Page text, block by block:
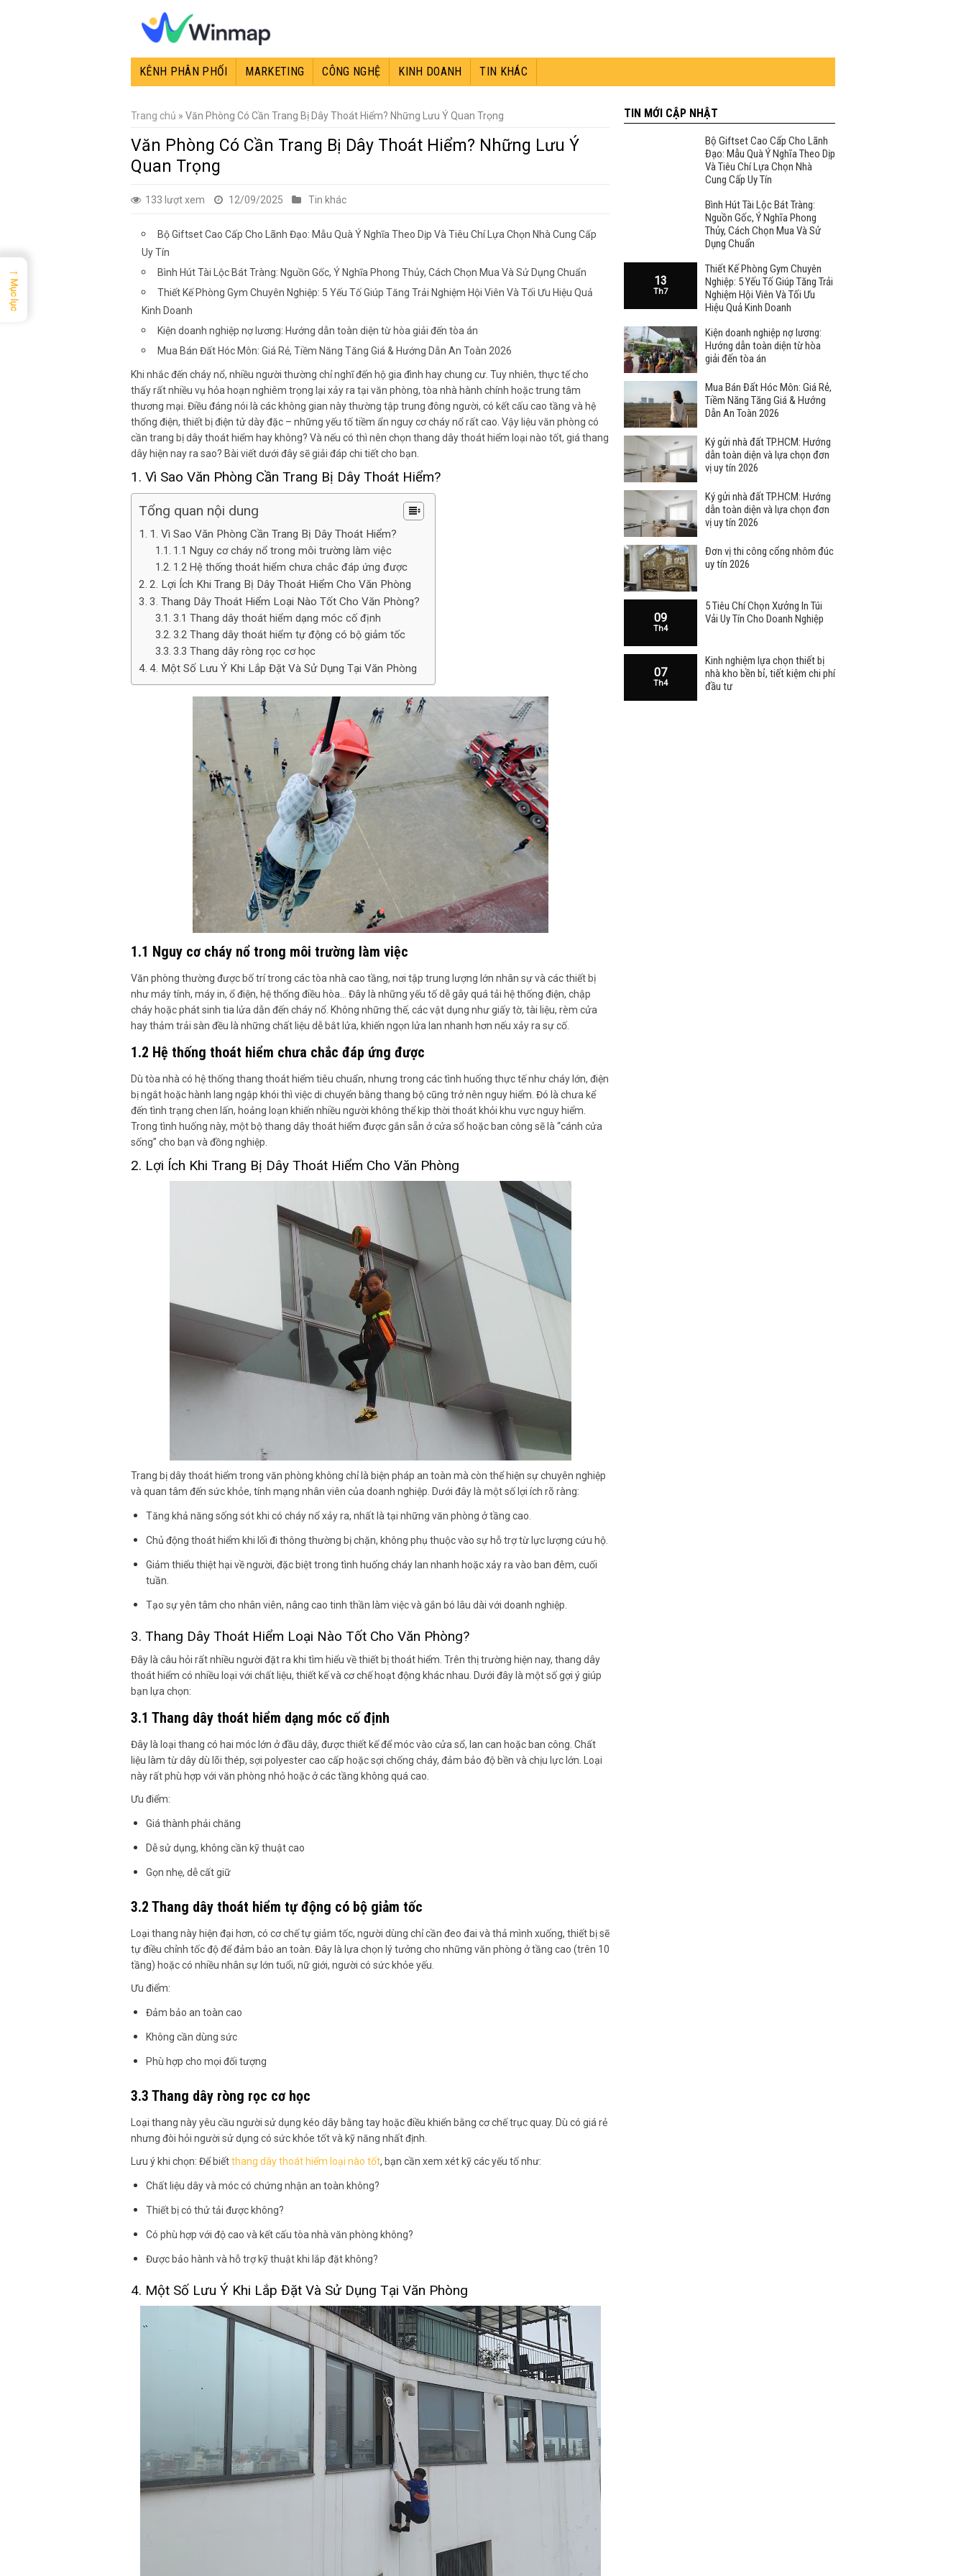
content
KÊNH PHÂN PHỐI
MARKETING CÔNG NGHỆ KINH DOANH TIN KHÁC
Trang chủ » Văn Phòng Có Cần Trang Bị Dây Thoát Hiểm? Những Lưu Ý Quan Trọng
Văn Phòng Có Cần Trang Bị Dây Thoát Hiểm? Những Lưu Ý
Quan Trọng
133 lượt xem 12/09/2025 Tin khác
Bộ Giftset Cao Cấp Cho Lãnh Đạo: Mẫu Quà Ý Nghĩa Theo Dịp Và Tiêu Chí Lựa Chọn Nhà Cung Cấp
Uy Tín
Bình Hút Tài Lộc Bát Tràng: Nguồn Gốc, Ý Nghĩa Phong Thủy, Cách Chọn Mua Và Sử Dụng Chuẩn
Thiết Kế Phòng Gym Chuyên Nghiệp: 5 Yếu Tố Giúp Tăng Trải Nghiệm Hội Viên Và Tối Ưu Hiệu Quả
Kinh Doanh
Kiện doanh nghiệp nợ lương: Hướng dẫn toàn diện từ hòa giải đến tòa án
Mua Bán Đất Hóc Môn: Giá Rẻ, Tiềm Năng Tăng Giá & Hướng Dẫn An Toàn 2026
Khi nhắc đến cháy nổ, nhiều người thường chỉ nghĩ đến hộ gia đình hay chung cư. Tuy nhiên, thực tế cho
thấy rất nhiều vụ hỏa hoạn nghiêm trọng lại xảy ra tại văn phòng, tòa nhà hành chính hoặc trung tâm
thương mại. Điều đáng nói là các không gian này thường tập trung đông người, có kết cấu cao tầng và hệ
thống điện, thiết bị điện tử dày đặc – những yếu tố tiềm ẩn nguy cơ cháy nổ rất cao. Vậy liệu văn phòng có
cần trang bị dây thoát hiểm hay không? Và nếu có thì nên chọn thang dây thoát hiểm loại nào tốt, giá thang
dây hiện nay ra sao? Bài viết dưới đây sẽ giải đáp chi tiết cho bạn.
1. Vì Sao Văn Phòng Cần Trang Bị Dây Thoát Hiểm?
Tổng quan nội dung
1. Vì Sao Văn Phòng Cần Trang Bị Dây Thoát Hiểm?
1.1 Nguy cơ cháy nổ trong môi trường làm việc
1.2 Hệ thống thoát hiểm chưa chắc đáp ứng được
2. Lợi Ích Khi Trang Bị Dây Thoát Hiểm Cho Văn Phòng
3. Thang Dây Thoát Hiểm Loại Nào Tốt Cho Văn Phòng?
3.1 Thang dây thoát hiểm dạng móc cố định
3.2 Thang dây thoát hiểm tự động có bộ giảm tốc
3.3 Thang dây ròng rọc cơ học
4. Một Số Lưu Ý Khi Lắp Đặt Và Sử Dụng Tại Văn Phòng
1.1 Nguy cơ cháy nổ trong môi trường làm việc
Văn phòng thường được bố trí trong các tòa nhà cao tầng, nơi tập trung lượng lớn nhân sự và các thiết bị
như máy tính, máy in, ổ điện, hệ thống điều hòa… Đây là những yếu tố dễ gây quá tải hệ thống điện, chập
cháy hoặc phát sinh tia lửa dẫn đến cháy nổ. Không những thế, các vật dụng như giấy tờ, tài liệu, rèm cửa
hay thảm trải sàn đều là những chất liệu dễ bắt lửa, khiến ngọn lửa lan nhanh hơn nếu xảy ra sự cố.
1.2 Hệ thống thoát hiểm chưa chắc đáp ứng được
Dù tòa nhà có hệ thống thang thoát hiểm tiêu chuẩn, nhưng trong các tình huống thực tế như cháy lớn, điện
bị ngắt hoặc hành lang ngập khói thì việc di chuyển bằng thang bộ cũng trở nên nguy hiểm. Đó là chưa kể
đến tình trạng chen lấn, hoảng loạn khiến nhiều người không thể kịp thời thoát khỏi khu vực nguy hiểm.
Trong tình huống này, một bộ thang dây thoát hiểm được gắn sẵn ở cửa sổ hoặc ban công sẽ là “cánh cửa
sống” cho bạn và đồng nghiệp.
2. Lợi Ích Khi Trang Bị Dây Thoát Hiểm Cho Văn Phòng
Trang bị dây thoát hiểm trong văn phòng không chỉ là biện pháp an toàn mà còn thể hiện sự chuyên nghiệp
và quan tâm đến sức khỏe, tính mạng nhân viên của doanh nghiệp. Dưới đây là một số lợi ích rõ ràng:
Tăng khả năng sống sót khi có cháy nổ xảy ra, nhất là tại những văn phòng ở tầng cao.
Chủ động thoát hiểm khi lối đi thông thường bị chặn, không phụ thuộc vào sự hỗ trợ từ lực lượng cứu hộ.
Giảm thiểu thiệt hại về người, đặc biệt trong tình huống cháy lan nhanh hoặc xảy ra vào ban đêm, cuối
tuần.
Tạo sự yên tâm cho nhân viên, nâng cao tinh thần làm việc và gắn bó lâu dài với doanh nghiệp.
3. Thang Dây Thoát Hiểm Loại Nào Tốt Cho Văn Phòng?
Đây là câu hỏi rất nhiều người đặt ra khi tìm hiểu về thiết bị thoát hiểm. Trên thị trường hiện nay, thang dây
thoát hiểm có nhiều loại với chất liệu, thiết kế và cơ chế hoạt động khác nhau. Dưới đây là một số gợi ý giúp
bạn lựa chọn:
3.1 Thang dây thoát hiểm dạng móc cố định
Đây là loại thang có hai móc lớn ở đầu dây, được thiết kế để móc vào cửa sổ, lan can hoặc ban công. Chất
liệu làm từ dây dù lõi thép, sợi polyester cao cấp hoặc sợi chống cháy, đảm bảo độ bền và chịu lực lớn. Loại
này rất phù hợp với văn phòng nhỏ hoặc ở các tầng không quá cao.
Ưu điểm:
Giá thành phải chăng
Dễ sử dụng, không cần kỹ thuật cao
Gọn nhẹ, dễ cất giữ
3.2 Thang dây thoát hiểm tự động có bộ giảm tốc
Loại thang này hiện đại hơn, có cơ chế tự giảm tốc, người dùng chỉ cần đeo đai và thả mình xuống, thiết bị sẽ
tự điều chỉnh tốc độ để đảm bảo an toàn. Đây là lựa chọn lý tưởng cho những văn phòng ở tầng cao (trên 10
tầng) hoặc có nhiều nhân sự lớn tuổi, nữ giới, người có sức khỏe yếu.
Ưu điểm:
Đảm bảo an toàn cao
Không cần dùng sức
Phù hợp cho mọi đối tượng
3.3 Thang dây ròng rọc cơ học
Loại thang này yêu cầu người sử dụng kéo dây bằng tay hoặc điều khiển bằng cơ chế trục quay. Dù có giá rẻ
nhưng đòi hỏi người sử dụng có sức khỏe tốt và kỹ năng nhất định.
Lưu ý khi chọn: Để biếtthang dây thoát hiểm loại nào tốt, bạn cần xem xét kỹ các yếu tố như:
Chất liệu dây và móc có chứng nhận an toàn không?
Thiết bị có thử tải được không?
Có phù hợp với độ cao và kết cấu tòa nhà văn phòng không?
Được bảo hành và hỗ trợ kỹ thuật khi lắp đặt không?
4. Một Số Lưu Ý Khi Lắp Đặt Và Sử Dụng Tại Văn Phòng
TIN MỚI CẬP NHẬT
Bộ Giftset Cao Cấp Cho Lãnh
Đạo: Mẫu Quà Ý Nghĩa Theo Dịp
Và Tiêu Chí Lựa Chọn Nhà
Cung Cấp Uy Tín
Bình Hút Tài Lộc Bát Tràng:
Nguồn Gốc, Ý Nghĩa Phong
Thủy, Cách Chọn Mua Và Sử
Dụng Chuẩn
13
Th7
Thiết Kế Phòng Gym Chuyên
Nghiệp: 5 Yếu Tố Giúp Tăng Trải
Nghiệm Hội Viên Và Tối Ưu
Hiệu Quả Kinh Doanh
Kiện doanh nghiệp nợ lương:
Hướng dẫn toàn diện từ hòa
giải đến tòa án
Mua Bán Đất Hóc Môn: Giá Rẻ,
Tiềm Năng Tăng Giá & Hướng
Dẫn An Toàn 2026
Ký gửi nhà đất TP.HCM: Hướng
dẫn toàn diện và lựa chọn đơn
vị uy tín 2026
Ký gửi nhà đất TP.HCM: Hướng
dẫn toàn diện và lựa chọn đơn
vị uy tín 2026
Đơn vị thi công cổng nhôm đúc
uy tín 2026
09
Th4
5 Tiêu Chí Chọn Xưởng In Túi
Vải Uy Tín Cho Doanh Nghiệp
07
Th4
Kinh nghiệm lựa chọn thiết bị
nhà kho bền bỉ, tiết kiệm chi phí
đầu tư
→
Mục lục